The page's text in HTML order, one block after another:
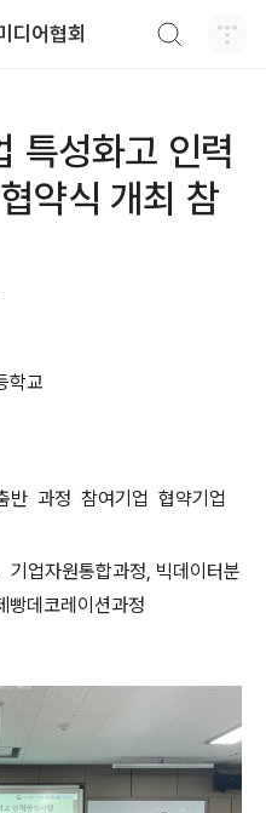
디어협회
특성화고 인력
약식 개최 참
학교
반 과정 참여기업 협약기업
업자원통합과정, 빅데이터분
빵데코레이션과정